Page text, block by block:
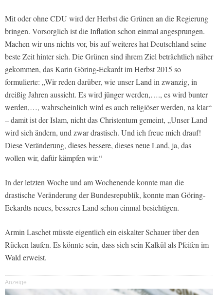
Mit oder ohne CDU wird der Herbst die Grünen an die Regierung
bringen. Vorsorglich ist die Inflation schon einmal angesprungen.
Machen wir uns nichts vor, bis auf weiteres hat Deutschland seine
beste Zeit hinter sich. Die Grünen sind ihrem Ziel beträchtlich näher
gekommen, das Karin Göring-Eckardt im Herbst 2015 so
formulierte: „Wir reden darüber, wie unser Land in zwanzig, in
dreißig Jahren aussieht. Es wird jünger werden,…., es wird bunter
werden,…, wahrscheinlich wird es auch religiöser werden, na klar“
– damit ist der Islam, nicht das Christentum gemeint, „Unser Land
wird sich ändern, und zwar drastisch. Und ich freue mich drauf!
Diese Veränderung, dieses bessere, dieses neue Land, ja, das
wollen wir, dafür kämpfen wir.“
In der letzten Woche und am Wochenende konnte man die
drastische Veränderung der Bundesrepublik, konnte man Göring-
Eckardts neues, besseres Land schon einmal besichtigen.
Armin Laschet müsste eigentlich ein eiskalter Schauer über den
Rücken laufen. Es könnte sein, dass sich sein Kalkül als Pfeifen im
Wald erweist.
Anzeige